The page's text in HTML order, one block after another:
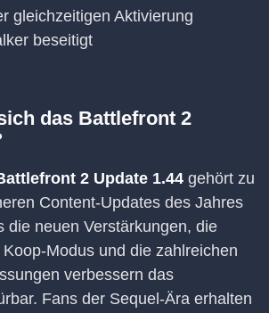
gleichzeitigen Aktivierung
beseitigt
das Battlefront 2
2 Update 1.44 gehört zu
Content-Updates des Jahres
die neuen Verstärkungen, die
Modus und die zahlreichen
verbessern das
Fans der Sequel-Ära erhalten